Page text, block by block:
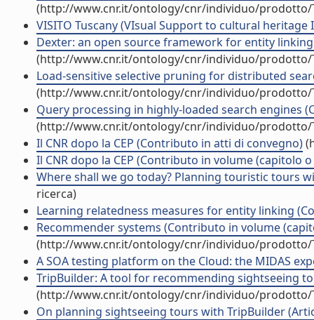
(http://www.cnr.it/ontology/cnr/individuo/prodotto/
VISITO Tuscany (VIsual Support to cultural heritage
Dexter: an open source framework for entity
(http://www.cnr.it/ontology/cnr/individuo/prodotto/
Load-sensitive selective pruning for distributed
(http://www.cnr.it/ontology/cnr/individuo/prodotto/
Query processing in highly-loaded search engines
(http://www.cnr.it/ontology/cnr/individuo/prodotto/
Il CNR dopo la CEP (Contributo in atti di convegno)
Il CNR dopo la CEP (Contributo in volume (capitolo
Where shall we go today? Planning touristic tours
ricerca)
Learning relatedness measures for entity linking
Recommender systems (Contributo in volume
(http://www.cnr.it/ontology/cnr/individuo/prodotto/
A SOA testing platform on the Cloud: the MIDAS
TripBuilder: A tool for recommending sightseeing
(http://www.cnr.it/ontology/cnr/individuo/prodotto/
On planning sightseeing tours with TripBuilder